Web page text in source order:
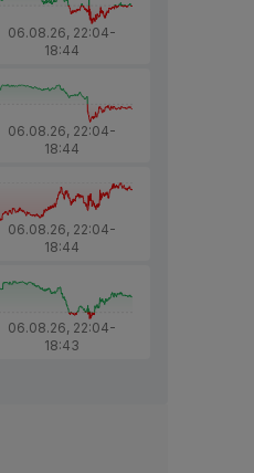
06.08.26, 22:04-
18:44
06.08.26, 22:04-
18:44
06.08.26, 22:04-
18:44
06.08.26, 22:04-
18:43